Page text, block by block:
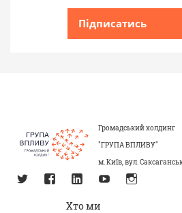
Підписатись
Громадський холдинг
"ГРУПА ВПЛИВУ"
м. Київ, вул.
Хто ми